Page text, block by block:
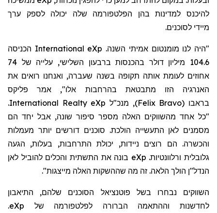
להיכנס למדינות בהן הפלטפורמה שלה יכולה לספק ערך
מיידי לסוכנים.
"היה לנו מומנטום אמיתי השנה. eXp
International הכניסה
104.6 מיליון דולר בהכנסות ברבעון השלישי, עלייה של 74
אחוזים לעומת אותה תקופה בשנה שעברה, ואנחנו רואים את
האנרגיה הזו מתבטאת בהרחבות אלו", אמר פליקס
בראבו (
Felix Bravo
), מנכ"ל eXp
Realty
International
.
"כל אחד מהשווקים האלה מספר סיפור שונה, אבל יחד הם
מסמנים לאן התעשייה הולכת. סוכנים דורשים יותר מעמלות
והכשרה. הם רוצים ניידות, יכולת התרחבות, בעלות, הגעה
גלובלית ורלוונטיות. eXp בונה את התשתית והכלים להוביל לאן
הנדל"ן הולך הלאה. זה מה שההשקות האלה מייצגות".
השווקים נבחרו בשל פוטנציאל הסוכנים שלהם, התיאבון
לחדשנות וההתאמה הברורה לפלטפורמה של eXp
.